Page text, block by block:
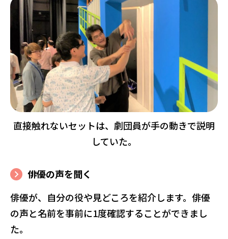
直接触れないセットは、劇団員が手の動きで説明
していた。
俳優の声を聞く
俳優が、自分の役や見どころを紹介します。俳優
の声と名前を事前に1度確認することができまし
た。